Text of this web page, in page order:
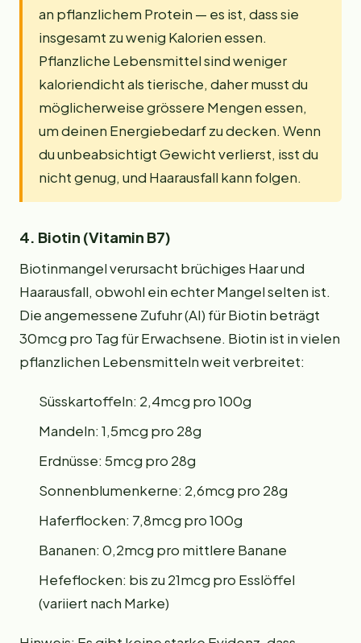
an pflanzlichem Protein — es ist, dass sie
insgesamt zu wenig Kalorien essen.
Pflanzliche Lebensmittel sind weniger
kaloriendicht als tierische, daher musst du
möglicherweise grössere Mengen essen,
um deinen Energiebedarf zu decken. Wenn
du unbeabsichtigt Gewicht verlierst, isst du
nicht genug, und Haarausfall kann folgen.
4. Biotin (Vitamin B7)
Biotinmangel verursacht brüchiges Haar und
Haarausfall, obwohl ein echter Mangel selten ist.
Die angemessene Zufuhr (AI) für Biotin beträgt
30mcg pro Tag für Erwachsene. Biotin ist in vielen
pflanzlichen Lebensmitteln weit verbreitet:
Süsskartoffeln: 2,4mcg pro 100g
Mandeln: 1,5mcg pro 28g
Erdnüsse: 5mcg pro 28g
Sonnenblumenkerne: 2,6mcg pro 28g
Haferflocken: 7,8mcg pro 100g
Bananen: 0,2mcg pro mittlere Banane
Hefeflocken: bis zu 21mcg pro Esslöffel
(variiert nach Marke)